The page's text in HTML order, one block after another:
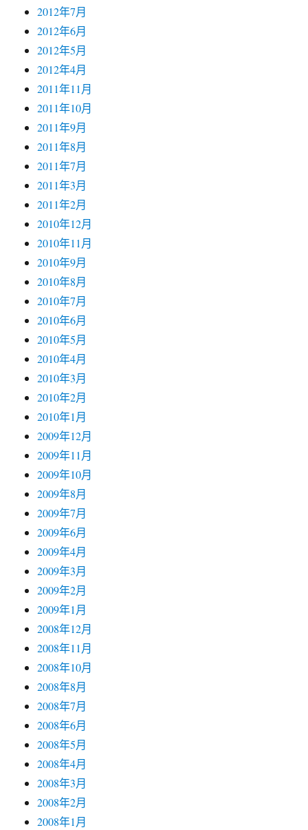
2012年7月
2012年6月
2012年5月
2012年4月
2011年11月
2011年10月
2011年9月
2011年8月
2011年7月
2011年3月
2011年2月
2010年12月
2010年11月
2010年9月
2010年8月
2010年7月
2010年6月
2010年5月
2010年4月
2010年3月
2010年2月
2010年1月
2009年12月
2009年11月
2009年10月
2009年8月
2009年7月
2009年6月
2009年4月
2009年3月
2009年2月
2009年1月
2008年12月
2008年11月
2008年10月
2008年8月
2008年7月
2008年6月
2008年5月
2008年4月
2008年3月
2008年2月
2008年1月